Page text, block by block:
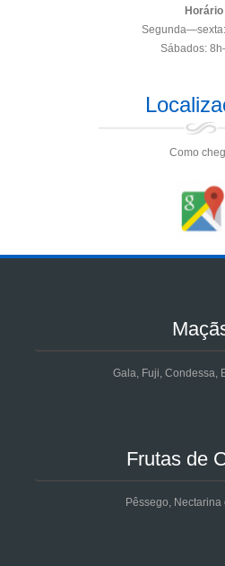
Horário
Sábados:
Como
Gala, Fuji, Condessa,
Frutas de
Pêssego, Nectarina